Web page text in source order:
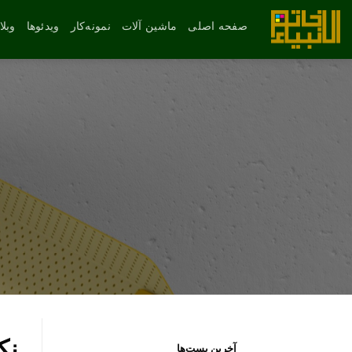
محتوا
صفحه اصلی ماشین آلات نمونه‌کار ویدئوها
آخرین پست‌ها